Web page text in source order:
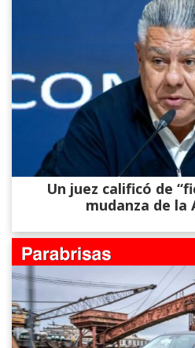
Un juez calificó de
mudanza de la